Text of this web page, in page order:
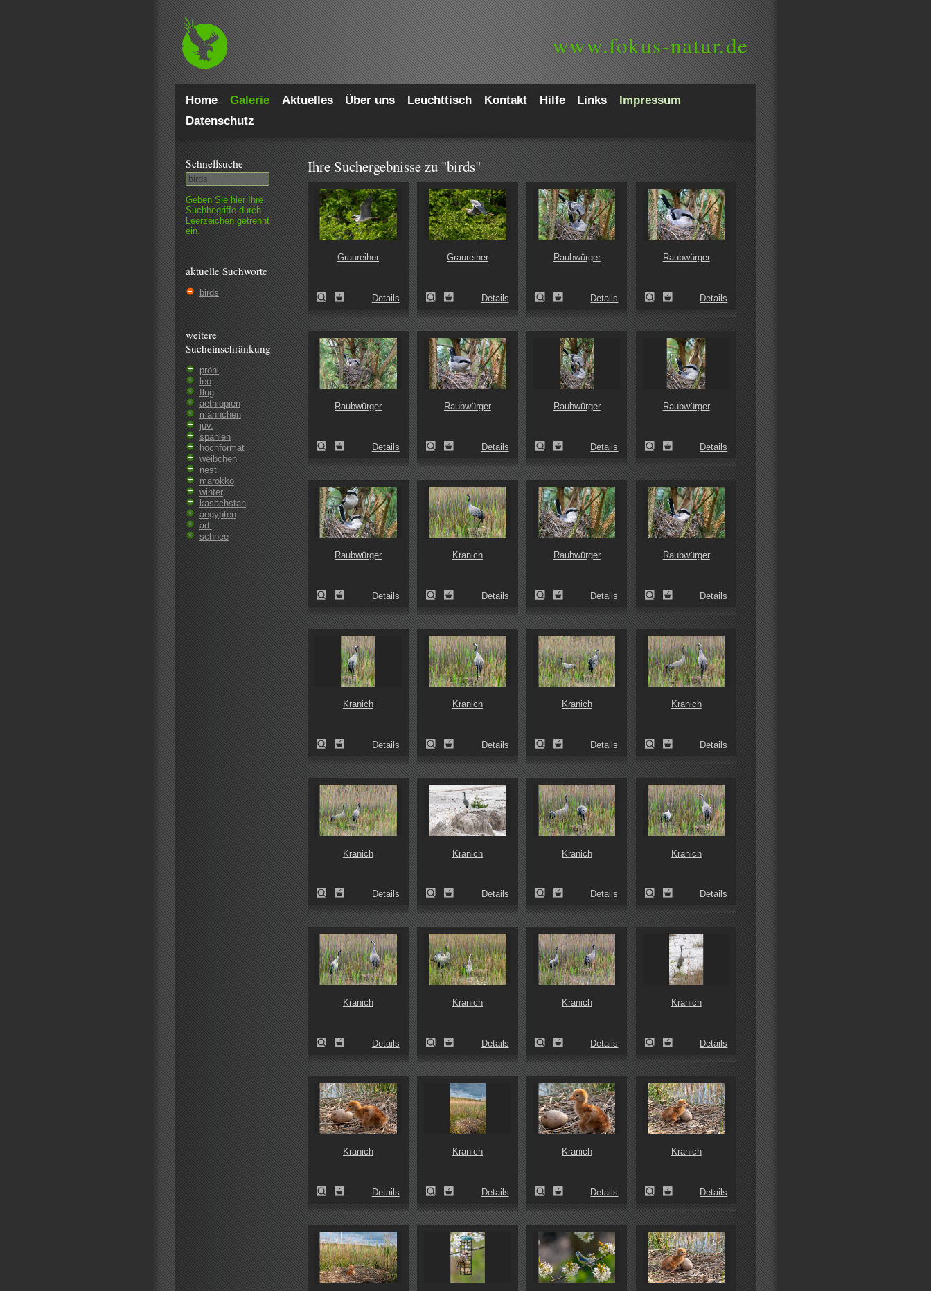
www.fokus-natur.de
Home Galerie Aktuelles Über uns Leuchttisch Kontakt Hilfe Links
Impressum
Datenschutz
Schnell­suche
Geben Sie hier Ihre
Such­begriffe durch
Leer­zeichen getrennt
ein.
aktuelle Suchworte
birds
weitere
Sucheinschränkung
pröhl
leo
flug
aethiopien
männchen
juv.
spanien
hochformat
weibchen
nest
marokko
winter
kasachstan
aegypten
ad.
schnee
Ihre Suchergebnisse zu "birds"
Graureiher
Details
Graureiher
Details
Raubwürger
Details
Raubwürger
Details
Raubwürger
Details
Raubwürger
Details
Raubwürger
Details
Raubwürger
Details
Raubwürger
Details
Kranich
Details
Raubwürger
Details
Raubwürger
Details
Kranich
Details
Kranich
Details
Kranich
Details
Kranich
Details
Kranich
Details
Kranich
Details
Kranich
Details
Kranich
Details
Kranich
Details
Kranich
Details
Kranich
Details
Kranich
Details
Kranich
Details
Kranich
Details
Kranich
Details
Kranich
Details